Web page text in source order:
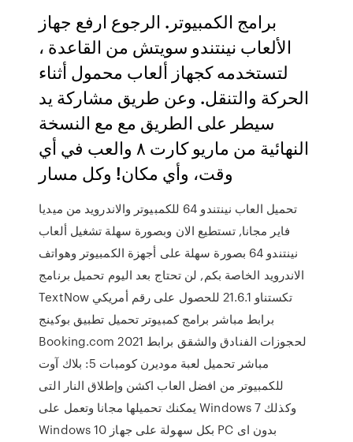
برامج الكمبيوتر. الرجوع ارفع جهاز
الألعاب نينتندو سويتش من القاعدة ،
لتستخدمه كجهاز ألعاب محمول أثناء
الحركة والتنقل. وعن طريق مشاركة يد
سيطر على الطريق مع مع النسخة
النهائية من ماريو كارت ٨ والعب في أي
وقت، وأي مكان! وكل مسار
تحميل العاب نينتندو 64 للكمبيوتر والاندرويد من ميديا
فاير مجانا, تستطيع الان وبصورة سهلة تشغيل ألعاب
نينتندو 64 بصورة سهلة على أجهزة الكمبيوتر وهواتف
الاندرويد الخاصة بكم, لن تحتاج بعد اليوم تحميل برنامج
TextNow تكستناو 21.6.1 للحصول على رقم أمريكي
برابط مباشر برامج كمبيوتر تحميل تطبيق بوكينج
Booking.com 2021 لحجوزات الفنادق والشقق برابط
مباشر تحميل لعبة موديرن كومبات 5: بلاك آوت
للكمبيوتر من افضل العاب اكشن وإطلاق النار التى
يمكنك تحميلها مجانا وتعمل على Windows 7 وكذلك
Windows 10 بكل سهولة على جهاز PC بدون اى